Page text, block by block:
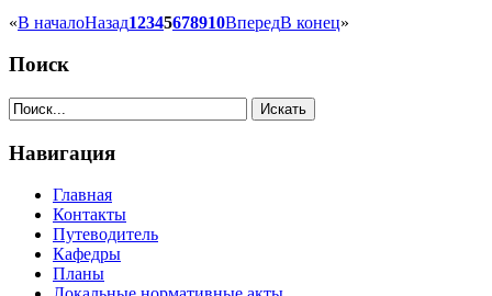
«В началоНазад12345678910ВпередВ конец»
Поиск
Навигация
Главная
Контакты
Путеводитель
Кафедры
Планы